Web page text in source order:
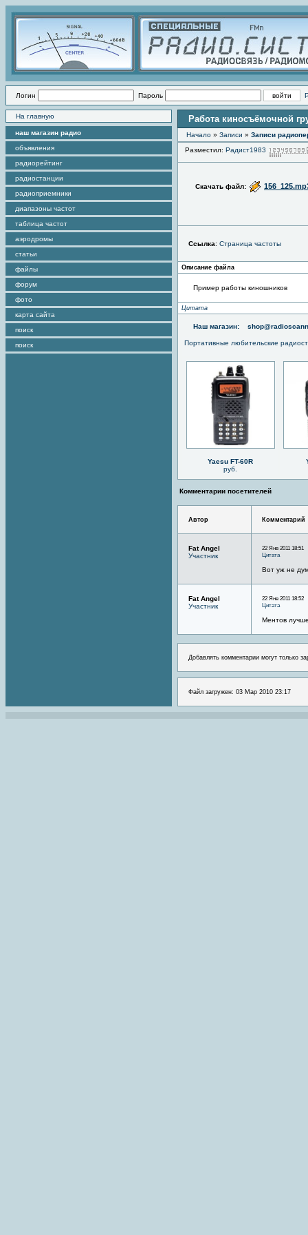
Логин Пароль
На главную
наш магазин радио
объявления
радиорейтинг
радиостанции
радиоприемники
диапазоны частот
таблица частот
аэродромы
статьи
файлы
форум
фото
карта сайта
поиск
поиск
Работа киносъёмочной
Начало » Записи » Записи
Разместил: Радист1983
Скачать файл:
Ссылка: Страница частоты
Описание файла
Пример работы киношников
Цитата
Наш магазин:
Портативные любительские
Yaesu FT-60R
руб.
Комментарии посетителей
Автор Комментарий
Fat Angel
Участник
22 Янв 2011 18:51
Цитата
Вот уж не
Fat Angel
Участник
22 Янв 2011 18:52
Цитата
Ментов
Добавлять комментарии могут только
Файл загружен: 03 Мар 2010 23:17